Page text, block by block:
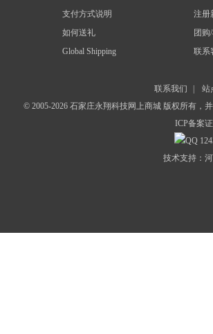
支付方式说明
如何送礼
Global Shipping
注册
团购
联系
联系我们
站
© 2005-2026 石家庄永翔科技网上商城 版权所有，
ICP备案
技术支持：